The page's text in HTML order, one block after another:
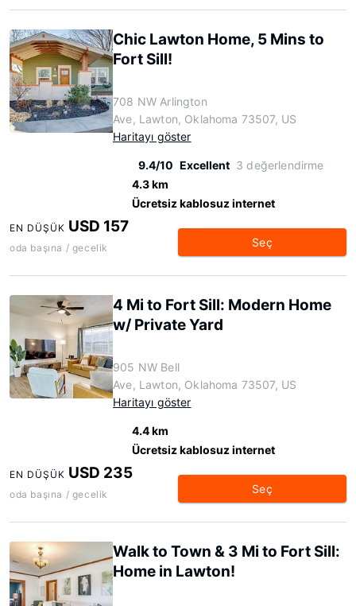
Chic Lawton Home, 5 Mins to
Fort Sill!
708 NW Arlington
Ave, Lawton, Oklahoma 73507, US
Haritayı göster
9.4/10 Excellent 3 değerlendirme
4.3 km
Ücretsiz kablosuz internet
EN DÜŞÜK USD 157
oda başına / gecelik Seç
4 Mi to Fort Sill: Modern Home
w/ Private Yard
905 NW Bell
Ave, Lawton, Oklahoma 73507, US
Haritayı göster
4.4 km
Ücretsiz kablosuz internet
EN DÜŞÜK USD 235
oda başına / gecelik Seç
Walk to Town & 3 Mi to Fort Sill:
Home in Lawton!